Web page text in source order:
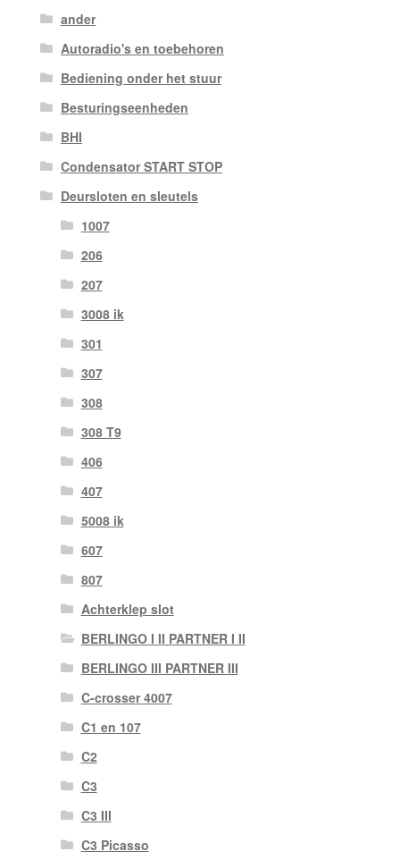
ander
Autoradio's en toebehoren
Bediening onder het stuur
Besturingseenheden
BHI
Condensator START STOP
Deursloten en sleutels
1007
206
207
3008 ik
301
307
308
308 T9
406
407
5008 ik
607
807
Achterklep slot
BERLINGO I II PARTNER I II
BERLINGO III PARTNER III
C-crosser 4007
C1 en 107
C2
C3
C3 III
C3 Picasso